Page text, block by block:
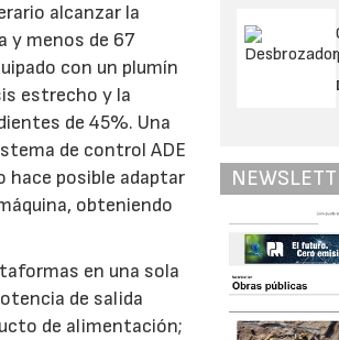
alcanzar la
y menos de 67
con un plumín
estrecho y la
de 45%. Una
de control ADE
hace posible adaptar
obteniendo
en una sola
de salida
de alimentación;